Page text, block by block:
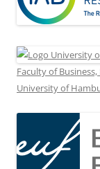
Faculty of
University of